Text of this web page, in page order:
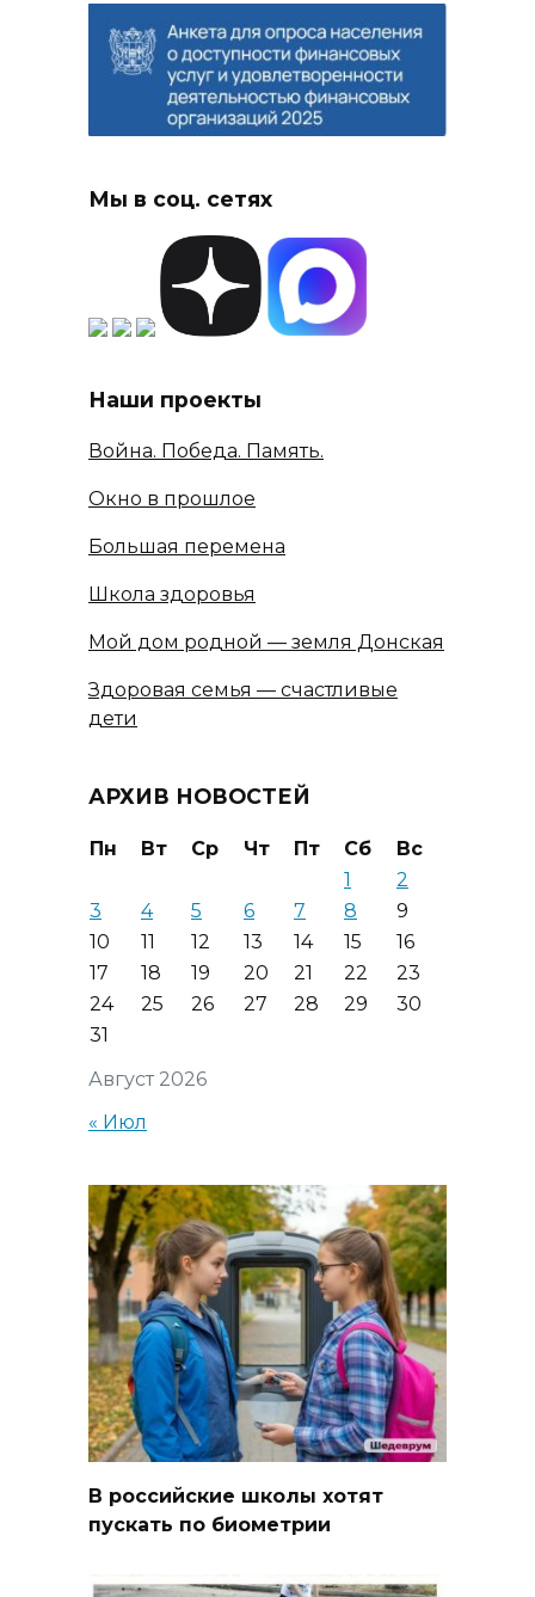
Мы в соц. сетях
Наши проекты
Война. Победа. Память.
Окно в прошлое
Большая перемена
Школа здоровья
Мой дом родной — земля Донская
Здоровая семья — счастливые
дети
АРХИВ НОВОСТЕЙ
Август 2026
Пн Вт Ср Чт Пт Сб
Вс
1
2
3
4 5 6 7 8
9
10
11 12 13 14 15
16
17
18 19 20 21 22
23
24
25 26 27 28 29
30
31
« Июл
В российские школы хотят
пускать по биометрии